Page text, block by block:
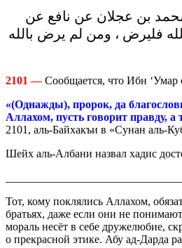
أسباط بن محمد عن محمد بن عجلان عن نافع عن
فليرض ، ومن لم يرض بالله
2101 —Сообщается, что Ибн ‘Умар
«(Однажды), пророк, да
Аллахом, пусть говорит правду, а
2101, аль-Байхакъи в «Сунан аль-
Шейх аль-Албани назвал хадис
Тот, кому поклялись Аллахом,
братьях, даже если они не
мораль несёт в себе дружелюбие,
о прекрасной этике. Абу ад-Дарда